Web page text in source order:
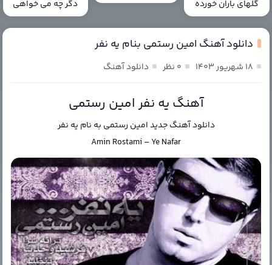
گلهای باران خورده
دگر چه می خواهی
دانلود آهنگ امین رستمی بنام یه نفر
۱۸ شهریور ۱۴۰۳ ۰ نظر دانلود آهنگ
آهنگ یه نفر امین رستمی
دانلود آهنگ جدیدامین رستمی به نام یه نفر
Amin Rostami –Ye Nafar